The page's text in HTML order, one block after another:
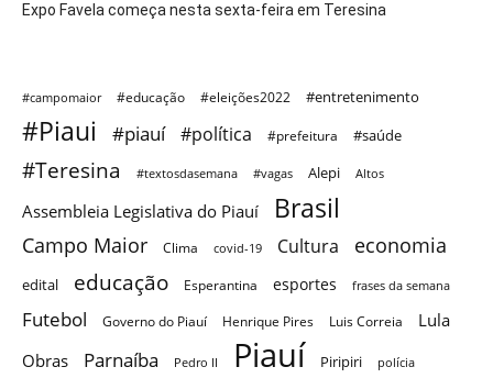
Expo Favela começa nesta sexta-feira em Teresina
#campomaior #educação #eleições2022 #entretenimento
#Piaui #piauí #política #prefeitura #saúde
#Teresina #textosdasemana #vagas Alepi Altos
Assembleia Legislativa do Piauí Brasil
Campo Maior Clima covid-19 Cultura economia
edital educação Esperantina esportes frases da semana
Futebol Governo do Piauí Henrique Pires Luis Correia
Lula
Obras
Parnaíba Pedro II Piauí Piripiri polícia